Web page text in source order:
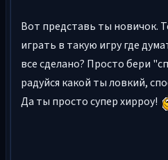
Вот представь ты новичок.
играть в такую игру где
все сделано? Просто бери
радуйся какой ты ловкий,
Да ты просто супер хирроу!